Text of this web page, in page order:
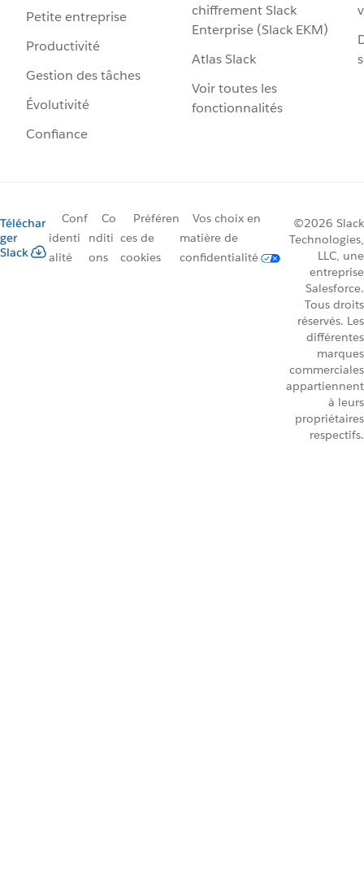
Petite entreprise
Productivité
Gestion des tâches
Évolutivité
Confiance
chiffrement Slack
Enterprise (Slack EKM)
Atlas Slack
Voir toutes les
fonctionnalités
Téléchar
ger
Slack
Conf
identi
alité
Co
nditi
ons
Préféren
ces de
cookies
Vos choix en
matière de
confidentialité
©2026 Slack
Technologies,
LLC, une
entreprise
Salesforce.
Tous droits
réservés. Les
différentes
marques
commerciales
appartiennent
à leurs
propriétaires
respectifs.